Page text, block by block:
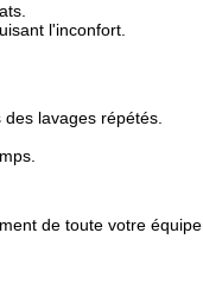
l'inconfort.
lavages répétés.
de toute votre équipe.